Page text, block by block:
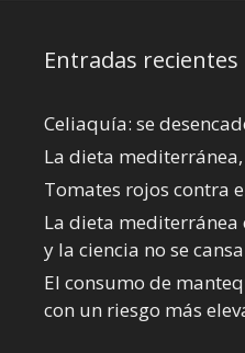
Entradas recientes
Celiaquía: se
La dieta
Tomates rojos contra
La dieta mediterránea
y la ciencia no se
El consumo de
con un riesgo más